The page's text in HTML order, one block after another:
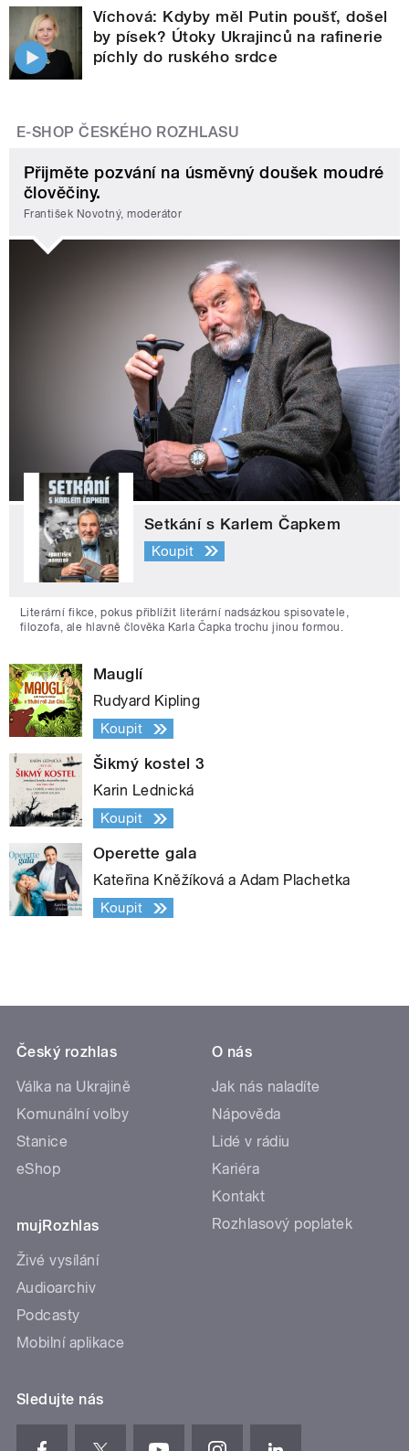
Víchová: Kdyby měl Putin poušť, došel
by písek? Útoky Ukrajinců na rafinerie
píchly do ruského srdce
E-SHOP ČESKÉHO ROZHLASU
Přijměte pozvání na úsměvný doušek moudré
člověčiny.
František Novotný, moderátor
Setkání s Karlem Čapkem
Koupit
Literární fikce, pokus přiblížit literární nadsázkou spisovatele,
filozofa, ale hlavně člověka Karla Čapka trochu jinou formou.
Mauglí
Rudyard Kipling
Koupit
Šikmý kostel 3
Karin Lednická
Koupit
Operette gala
Kateřina Kněžíková a Adam Plachetka
Koupit
Český rozhlas
Válka na Ukrajině
Komunální volby
Stanice
eShop
mujRozhlas
Živé vysílání
Audioarchiv
Podcasty
Mobilní aplikace
O nás
Jak nás naladíte
Nápověda
Lidé v rádiu
Kariéra
Kontakt
Rozhlasový poplatek
Sledujte nás